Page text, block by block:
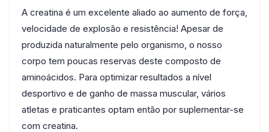
A creatina é um excelente aliado ao aumento de força,
velocidade de explosão e resistência! Apesar de
produzida naturalmente pelo organismo, o nosso
corpo tem poucas reservas deste composto de
aminoácidos. Para optimizar resultados a nível
desportivo e de ganho de massa muscular, vários
atletas e praticantes optam então por suplementar-se
com creatina.